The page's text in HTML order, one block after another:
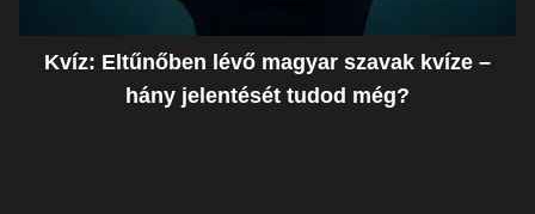
Kvíz: Eltűnőben lévő magyar szavak kvíze –
hány jelentését tudod még?